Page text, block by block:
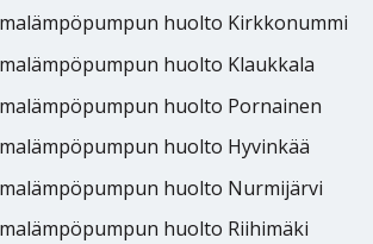
huolto Kirkkonummi
huolto Klaukkala
huolto Pornainen
huolto Hyvinkää
huolto Nurmijärvi
huolto Riihimäki